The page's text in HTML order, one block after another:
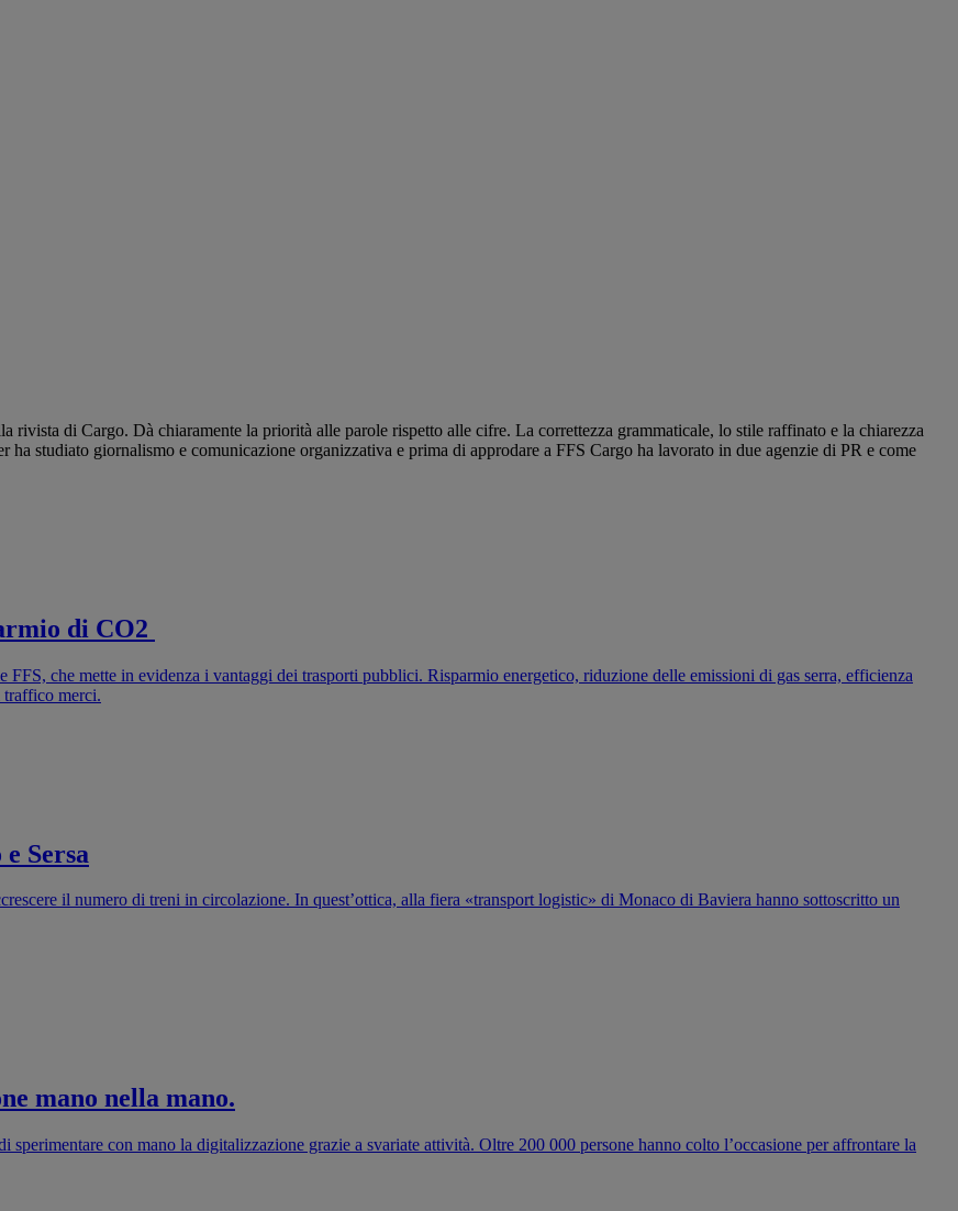
rivista di Cargo. Dà chiaramente la priorità alle parole rispetto alle cifre. La correttezza grammaticale, lo stile raffinato e la chiarezza
studiato giornalismo e comunicazione organizzativa e prima di approdare a FFS Cargo ha lavorato in due agenzie di PR e come
di CO2
FFS, che mette in evidenza i vantaggi dei trasporti pubblici. Risparmio energetico, riduzione delle emissioni di gas serra, efficienza
traffico merci.
Sersa
il numero di treni in circolazione. In quest’ottica, alla fiera «transport logistic» di Monaco di Baviera hanno sottoscritto un
mano nella mano.
con mano la digitalizzazione grazie a svariate attività. Oltre 200 000 persone hanno colto l’occasione per affrontare la